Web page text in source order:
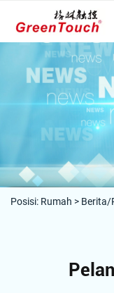
Posisi: Rumah > Berita/